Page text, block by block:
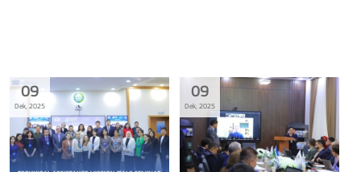
09
Dek, 2025
09
Dek, 2025